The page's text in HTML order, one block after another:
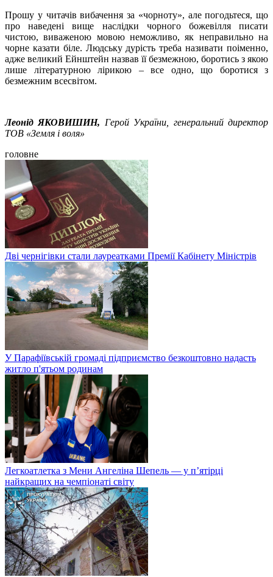
Прошу у читачів вибачення за «чорноту», але погодьтеся, що
про наведені вище наслідки чорного божевілля писати
чистою, виваженою мовою неможливо, як неправильно на
чорне казати біле. Людську дурість треба називати поіменно,
адже великий Ейнштейн назвав її безмежною, боротись з якою
лише літературною лірикою – все одно, що боротися з
безмежним всесвітом.
Леонід ЯКОВИШИН, Герой України, генеральний директор
ТОВ «Земля і воля»
головне
Дві чернігівки стали лауреатками Премії Кабінету Міністрів
У Парафіївській громаді підприємство безкоштовно надасть
житло п'ятьом родинам
Легкоатлетка з Мени Ангеліна Шепель — у п’ятірці
найкращих на чемпіонаті світу